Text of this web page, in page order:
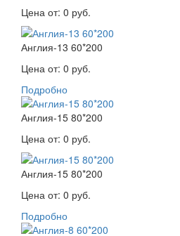
Цена от: 0 руб.
Англия-13 60*200
Цена от: 0 руб.
Подробно
Англия-15 80*200
Цена от: 0 руб.
Англия-15 80*200
Цена от: 0 руб.
Подробно